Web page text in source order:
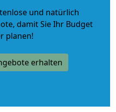
und natürlich
, damit Sie Ihr Budget
planen!
erhalten